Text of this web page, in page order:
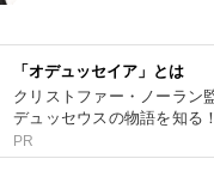
「オデュッセイア」とは
クリストファー・ノーラン
デュッセウスの物語を知る！
PR